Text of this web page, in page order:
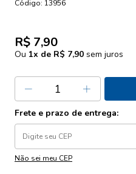
Código: 13956
R$ 7,90
Ou 1x de R$ 7,90 sem juros
Frete e prazo de entrega:
Não sei meu CEP